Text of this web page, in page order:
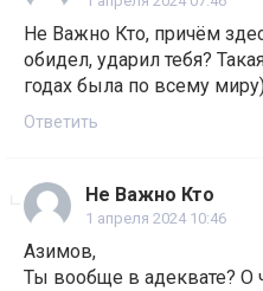
Не Важно Кто, причём
обидел, ударил тебя?
годах была по всему
Ответить
Не Важно Кто
1 апреля 2024 10:46
Азимов,
Ты вообще в адеквате?